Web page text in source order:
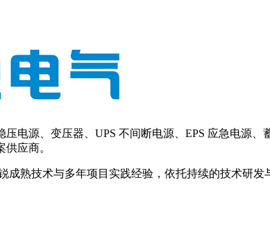
源、变压器、UPS 不间断电源、EPS 应急电源、
应商。
熟技术与多年项目实践经验，依托持续的技术研发